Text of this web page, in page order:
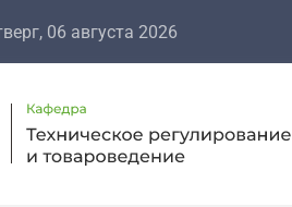
06 августа 2026